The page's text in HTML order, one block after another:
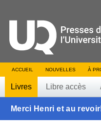
ACCUEIL NOUVELLES À
Livres Libre accès
Merci Henri et au